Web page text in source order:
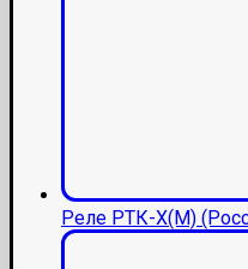
Реле РТК-Х(М)